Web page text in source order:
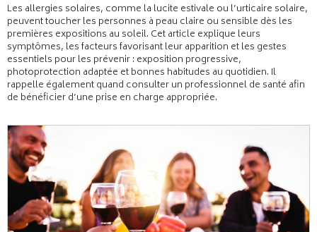
Les allergies solaires, comme la lucite estivale ou l’urticaire solaire,
peuvent toucher les personnes à peau claire ou sensible dès les
premières expositions au soleil. Cet article explique leurs
symptômes, les facteurs favorisant leur apparition et les gestes
essentiels pour les prévenir : exposition progressive,
photoprotection adaptée et bonnes habitudes au quotidien. Il
rappelle également quand consulter un professionnel de santé afin
de bénéficier d’une prise en charge appropriée.